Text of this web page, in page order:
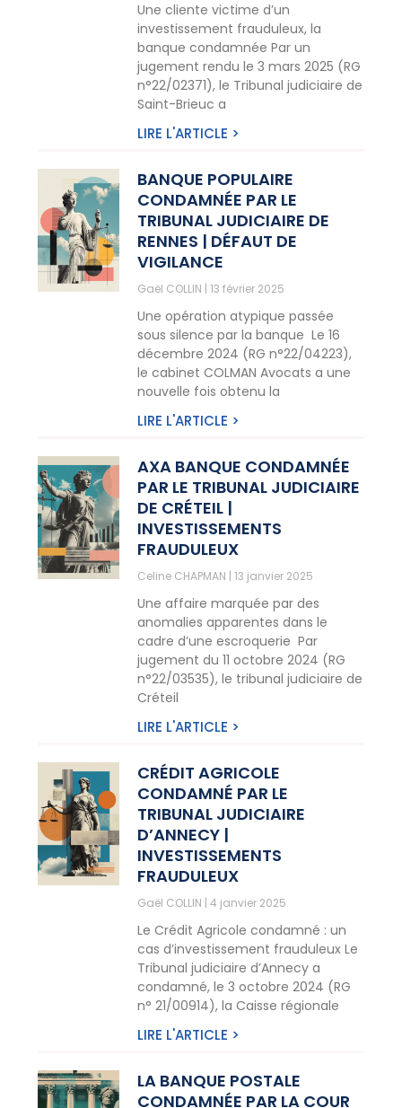
Une cliente victime d’un
investissement frauduleux, la
banque condamnée Par un
jugement rendu le 3 mars 2025 (RG
n°22/02371), le Tribunal judiciaire de
Saint-Brieuc a
LIRE L'ARTICLE >
BANQUE POPULAIRE
CONDAMNÉE PAR LE
TRIBUNAL JUDICIAIRE DE
RENNES | DÉFAUT DE
VIGILANCE
Gaël COLLIN 13 février 2025
Une opération atypique passée
sous silence par la banque Le 16
décembre 2024 (RG n°22/04223),
le cabinet COLMAN Avocats a une
nouvelle fois obtenu la
LIRE L'ARTICLE >
AXA BANQUE CONDAMNÉE
PAR LE TRIBUNAL JUDICIAIRE
DE CRÉTEIL |
INVESTISSEMENTS
FRAUDULEUX
Celine CHAPMAN 13 janvier 2025
Une affaire marquée par des
anomalies apparentes dans le
cadre d’une escroquerie Par
jugement du 11 octobre 2024 (RG
n°22/03535), le tribunal judiciaire de
Créteil
LIRE L'ARTICLE >
CRÉDIT AGRICOLE
CONDAMNÉ PAR LE
TRIBUNAL JUDICIAIRE
D’ANNECY |
INVESTISSEMENTS
FRAUDULEUX
Gaël COLLIN 4 janvier 2025
Le Crédit Agricole condamné : un
cas d’investissement frauduleux Le
Tribunal judiciaire d’Annecy a
condamné, le 3 octobre 2024 (RG
n° 21/00914), la Caisse régionale
LIRE L'ARTICLE >
LA BANQUE POSTALE
CONDAMNÉE PAR LA COUR